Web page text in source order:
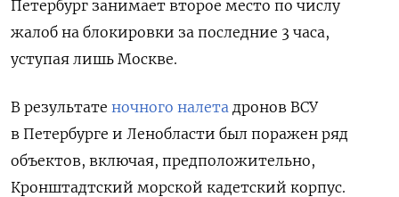
Петербург занимает второе место по числу
жалоб на блокировки за последние 3 часа,
уступая лишь Москве.
В результате ночного налета дронов ВСУ
в Петербурге и Ленобласти был поражен ряд
объектов, включая, предположительно,
Кронштадтский морской кадетский корпус.